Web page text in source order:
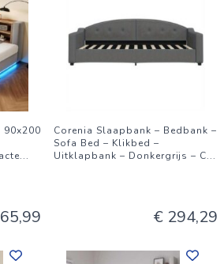
90x200
...
Corenia Slaapbank – Bedbank –
Sofa Bed – Klikbed –
Uitklapbank – Donkergrijs – C...
€ 294,29